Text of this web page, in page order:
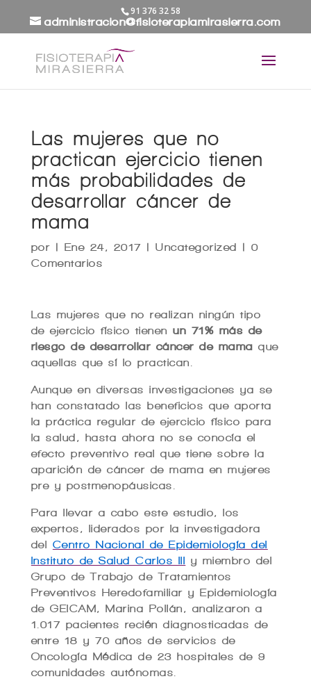
91 376 32 58
administracion@fisioterapiamirasierra.com
Las mujeres que no
practican ejercicio tienen
más probabilidades de
desarrollar cáncer de
mama
por | Ene 24, 2017 |Uncategorized |0
Comentarios
Las mujeres que no realizan ningún tipo
de ejercicio físico tienen un 71% más de
riesgo de desarrollar cáncer de mama que
aquellas que sí lo practican.
Aunque en diversas investigaciones ya se
han constatado las beneficios que aporta
la práctica regular de ejercicio físico para
la salud, hasta ahora no se conocía el
efecto preventivo real que tiene sobre la
aparición de cáncer de mama en mujeres
pre y postmenopáusicas.
Para llevar a cabo este estudio, los
expertos, liderados por la investigadora
del Centro Nacional de Epidemiología del
Instituto de Salud Carlos III y miembro del
Grupo de Trabajo de Tratamientos
Preventivos Heredofamiliar y Epidemiología
de GEICAM, Marina Pollán, analizaron a
1.017 pacientes recién diagnosticadas de
entre 18 y 70 años de servicios de
Oncología Médica de 23 hospitales de 9
comunidades autónomas.